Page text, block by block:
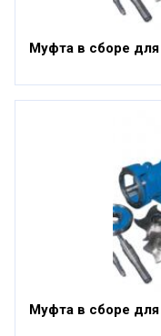
Муфта в сборе
Муфта в сборе